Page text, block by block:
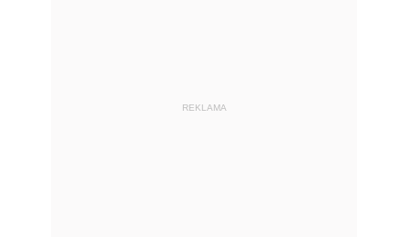
REKLAMA